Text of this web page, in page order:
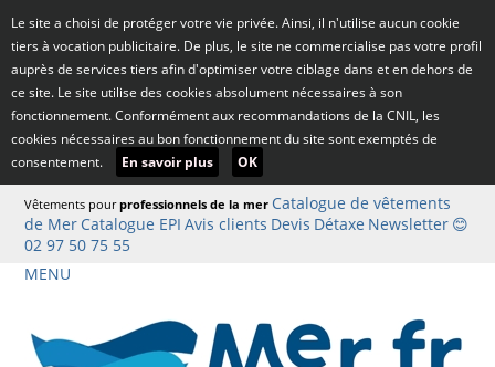
Le site a choisi de protéger votre vie privée. Ainsi, il n'utilise aucun cookie
tiers à vocation publicitaire. De plus, le site ne commercialise pas votre profil
auprès de services tiers afin d'optimiser votre ciblage dans et en dehors de
ce site. Le site utilise des cookies absolument nécessaires à son
fonctionnement. Conformément aux recommandations de la CNIL, les
cookies nécessaires au bon fonctionnement du site sont exemptés de
consentement.
En savoir plus OK
Vêtements pourprofessionnels de la mer Catalogue de vêtements
de Mer Catalogue EPI Avis clients Devis Détaxe Newsletter 😊
02 97 50 75 55
MENU